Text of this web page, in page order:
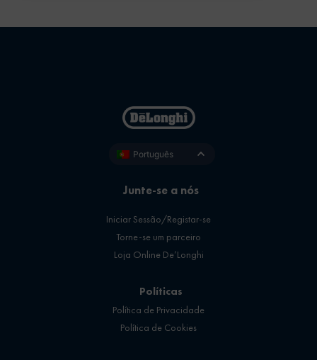
Português
Junte-se a nós
Iniciar Sessão/Registar-se
Torne-se um parceiro
Loja Online De’Longhi
Políticas
Política de Privacidade
Política de Cookies